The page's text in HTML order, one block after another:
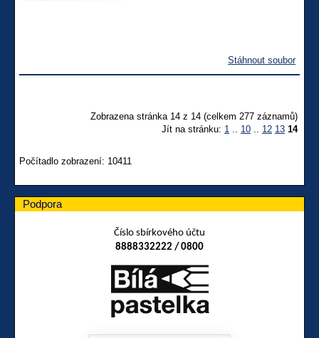
Stáhnout soubor
Zobrazena stránka 14 z 14 (celkem 277 záznamů)
Jít na stránku: 1 .. 10 .. 12 13 14
Počítadlo zobrazení: 10411
Podpora
Číslo sbírkového účtu
8888332222 / 0800